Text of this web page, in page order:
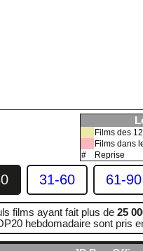
Films des
Films dans
#
Reprise
31-60 61-90
films ayant fait plus de 25
hebdomadaire sont pris